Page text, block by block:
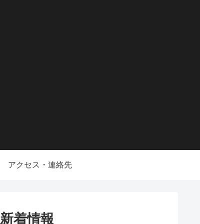
アクセス・連絡先
新着情報